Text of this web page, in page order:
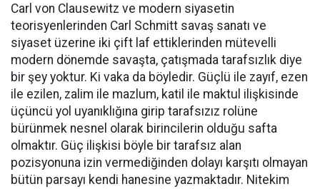
Carl von Clausewitz ve modern siyasetin
teorisyenlerinden Carl Schmitt savaş sanatı ve
siyaset üzerine iki çift laf ettiklerinden mütevelli
modern dönemde savaşta, çatışmada tarafsızlık diye
bir şey yoktur. Ki vaka da böyledir. Güçlü ile zayıf, ezen
ile ezilen, zalim ile mazlum, katil ile maktul ilişkisinde
üçüncü yol uyanıklığına girip tarafsızız rolüne
bürünmek nesnel olarak birincilerin olduğu safta
olmaktır. Güç ilişkisi böyle bir tarafsız alan
pozisyonuna izin vermediğinden dolayı karşıtı olmayan
bütün parsayı kendi hanesine yazmaktadır. Nitekim